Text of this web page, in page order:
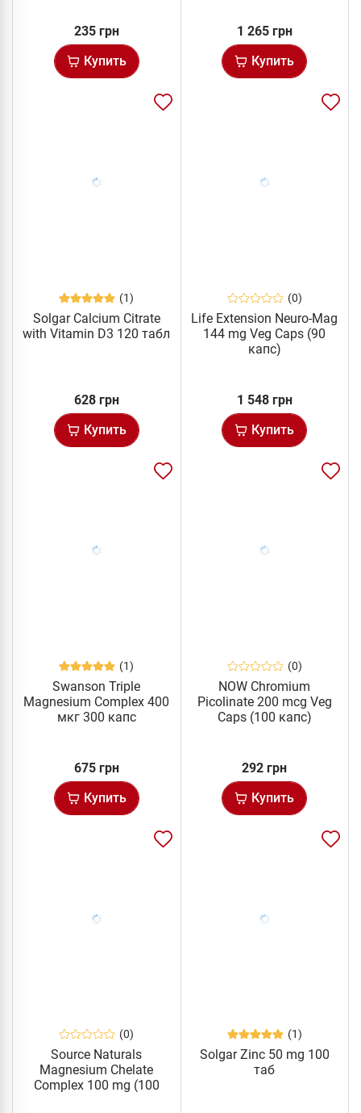
235 грн
Купить
1 265 грн
Купить
(1)
Solgar Calcium Citrate
with Vitamin D3 120 табл
628 грн
Купить
(0)
Life Extension Neuro-Mag
144 mg Veg Caps (90
капс)
1 548 грн
Купить
(1)
Swanson Triple
Magnesium Complex 400
мкг 300 капс
675 грн
Купить
(0)
NOW Chromium
Picolinate 200 mcg Veg
Caps (100 капс)
292 грн
Купить
(0)
Source Naturals
Magnesium Chelate
Complex 100 mg (100
(1)
Solgar Zinc 50 mg 100
таб